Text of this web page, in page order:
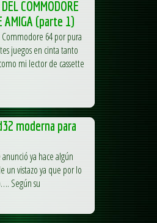
COMMODORE
AMIGA (parte 1)
64 por pura
juegos en cinta tanto
mi lector de cassette
moderna para
ya hace algún
un vistazo ya que por lo
Según su